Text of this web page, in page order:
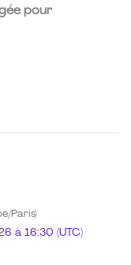
pour
Paris)
à 16:30 (UTC)